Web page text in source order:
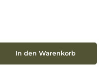
ein oder benutze die Schaltflächen um
In den Warenkorb